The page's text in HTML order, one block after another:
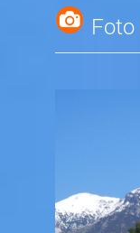
Foto